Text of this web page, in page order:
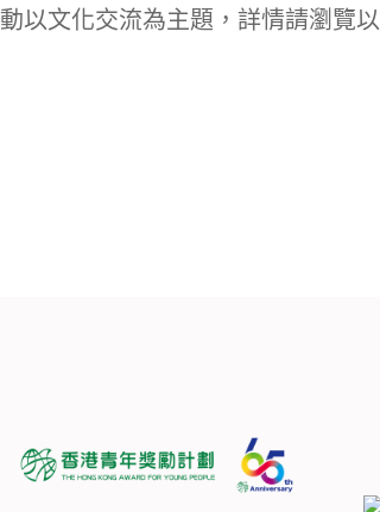
以文化交流為主題，詳情請瀏覽